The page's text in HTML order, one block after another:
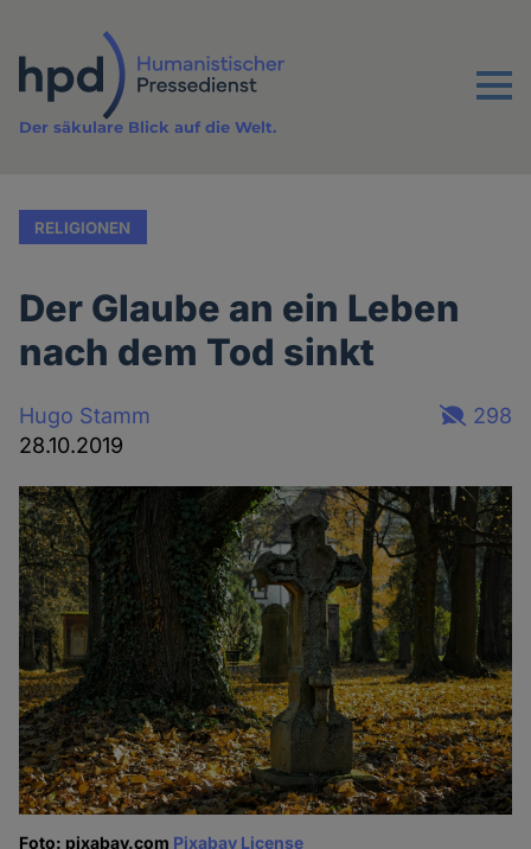
Inhalt
Menu
Der säkulare Blick auf die Welt.
RELIGIONEN
Der Glaube an ein Leben
nach dem Tod sinkt
Hugo Stamm
28.10.2019
298
Foto: pixabay.com Pixabay License